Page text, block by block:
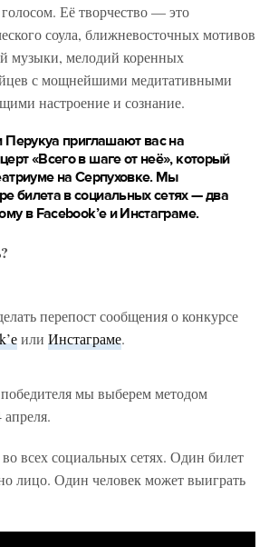
Её творчество — это
соула, ближневосточных мотивов
музыки, мелодий коренных
с мощнейшими медитативными
настроение и сознание.
Перукуа приглашают вас на
«Всего в шаге от неё», который
на Серпуховке. Мы
билета в социальных сетях — два
в Facebook’е и Инстаграме.
перепост сообщения о конкурсе
или Инстаграме.
мы выберем методом
всех социальных сетях. Один билет
лицо. Один человек может выиграть